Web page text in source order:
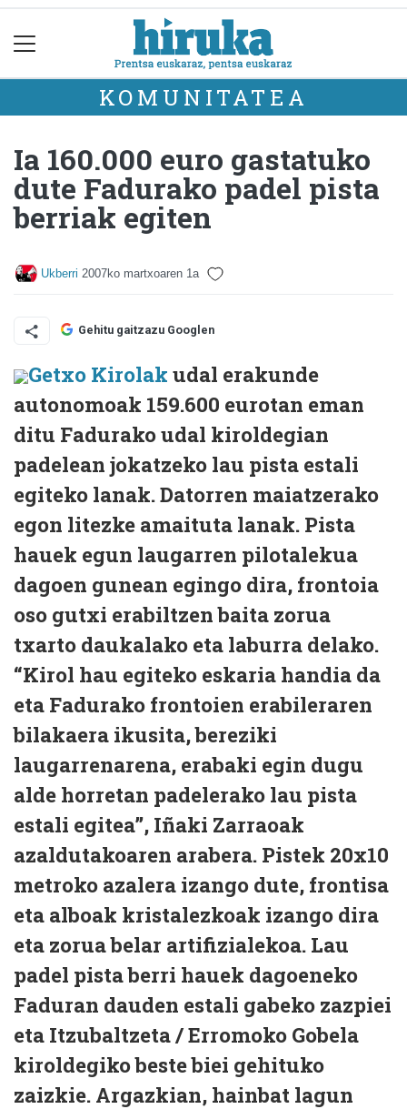
KOMUNITATEA
Ia 160.000 euro gastatuko
dute Fadurako padel pista
berriak egiten
Ukberri 2007ko martxoaren 1a
Gehitu gaitzazu Googlen
Getxo Kirolak udal erakunde
autonomoak 159.600 eurotan eman
ditu Fadurako udal kiroldegian
padelean jokatzeko lau pista estali
egiteko lanak. Datorren maiatzerako
egon litezke amaituta lanak. Pista
hauek egun laugarren pilotalekua
dagoen gunean egingo dira, frontoia
oso gutxi erabiltzen baita zorua
txarto daukalako eta laburra delako.
“Kirol hau egiteko eskaria handia da
eta Fadurako frontoien erabileraren
bilakaera ikusita, bereziki
laugarrenarena, erabaki egin dugu
alde horretan padelerako lau pista
estali egitea”, Iñaki Zarraoak
azaldutakoaren arabera. Pistek 20x10
metroko azalera izango dute, frontisa
eta alboak kristalezkoak izango dira
eta zorua belar artifizialekoa. Lau
padel pista berri hauek dagoeneko
Faduran dauden estali gabeko zazpiei
eta Itzubaltzeta / Erromoko Gobela
kiroldegiko beste biei gehituko
zaizkie. Argazkian, hainbat lagun